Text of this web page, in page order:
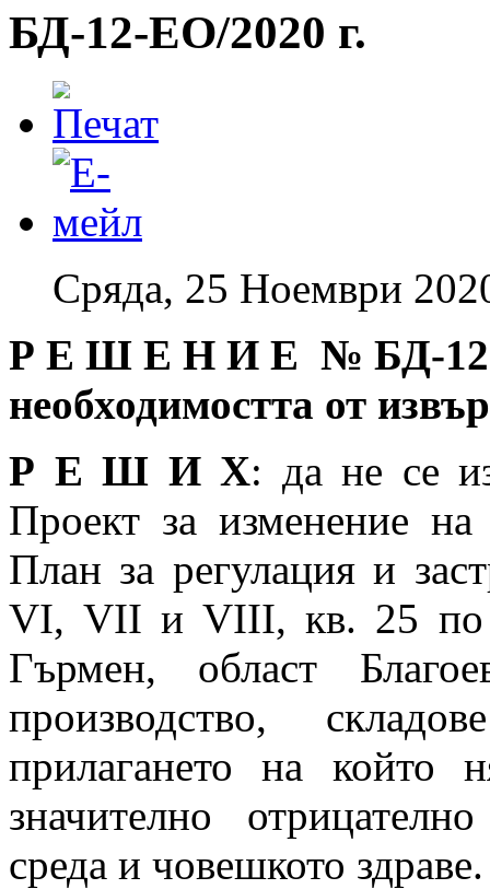
БД-12-EO/2020 г.
Сряда, 25 Ноември
Р Е Ш Е Н И Е № БД-
необходимостта от
Р Е Ш И Х: да не се
Проект за изменение
План за регулация и
VІ, VІІ и VІІІ, кв. 25
Гърмен, област
производство,
прилагането на който
значително
среда и човешкото здраве.